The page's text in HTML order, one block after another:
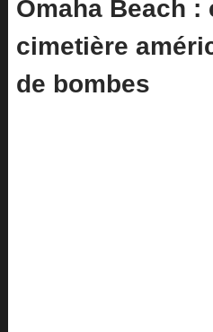
Omaha Beach :
cimetière
de bombes